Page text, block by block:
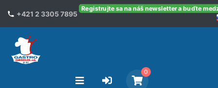
+421 2 3305 7895
Registrujte sa na náš newsletter a buďte
0